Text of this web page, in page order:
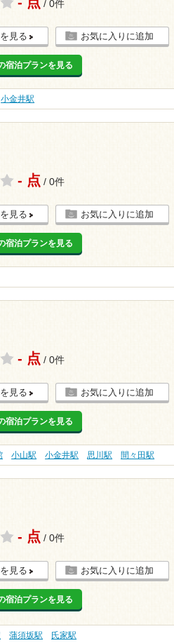
/ 0件
見る お気に入りに追加
宿泊プランを見る
小金井駅
- 点 / 0件
見る お気に入りに追加
宿泊プランを見る
- 点 / 0件
見る お気に入りに追加
宿泊プランを見る
小山駅 小金井駅 思川駅 間々田駅
- 点 / 0件
見る お気に入りに追加
宿泊プランを見る
蒲須坂駅 氏家駅